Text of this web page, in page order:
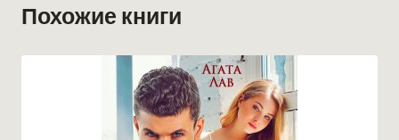
Похожие книги